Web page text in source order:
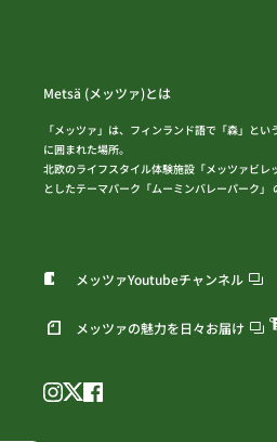
Metsä (メッツァ)とは
「メッツァ」は、フィンランド語で「森」と
に囲まれた場所。
北欧のライフスタイル体験施設「メッツァビレ
としたテーマパーク「ムーミンバレーパーク」
メッツァYoutubeチャンネル
メッツァの魅力を日々お届け